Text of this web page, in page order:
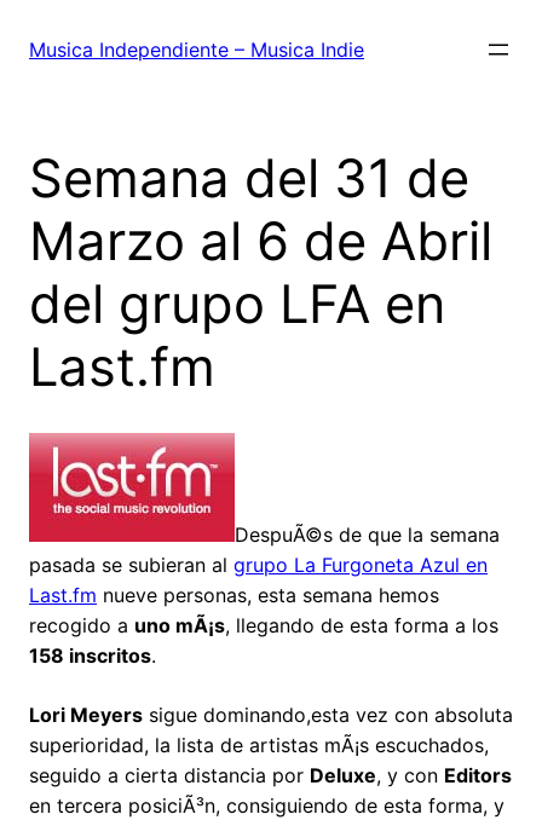
Musica Independiente – Musica Indie
Semana del 31 de
Marzo al 6 de Abril
del grupo LFA en
Last.fm
DespuÃ©s de que la semana
pasada se subieran al grupo La Furgoneta Azul en
Last.fm nueve personas, esta semana hemos
recogido a uno mÃ¡s, llegando de esta forma a los
158 inscritos.
Lori Meyers sigue dominando,esta vez con absoluta
superioridad, la lista de artistas mÃ¡s escuchados,
seguido a cierta distancia por Deluxe, y con Editors
en tercera posiciÃ³n, consiguiendo de esta forma, y